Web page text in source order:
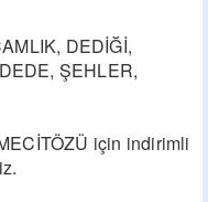
DEDİĞİ,
ŞEHLER,
için indirimli